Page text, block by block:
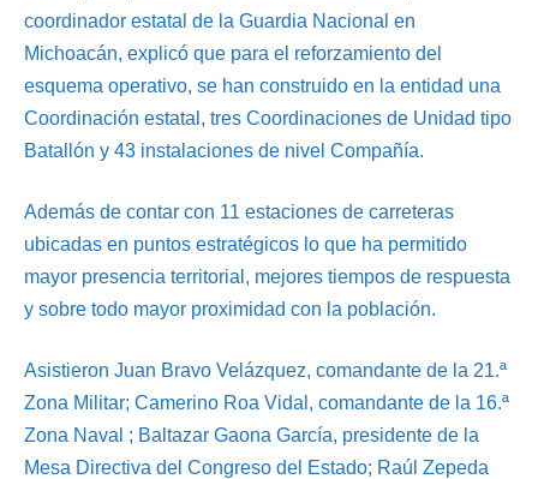
coordinador estatal de la Guardia Nacional en
Michoacán, explicó que para el reforzamiento del
esquema operativo, se han construido en la entidad una
Coordinación estatal, tres Coordinaciones de Unidad tipo
Batallón y 43 instalaciones de nivel Compañía.
Además de contar con 11 estaciones de carreteras
ubicadas en puntos estratégicos lo que ha permitido
mayor presencia territorial, mejores tiempos de respuesta
y sobre todo mayor proximidad con la población.
Asistieron Juan Bravo Velázquez, comandante de la 21.ª
Zona Militar; Camerino Roa Vidal, comandante de la 16.ª
Zona Naval ; Baltazar Gaona García, presidente de la
Mesa Directiva del Congreso del Estado; Raúl Zepeda